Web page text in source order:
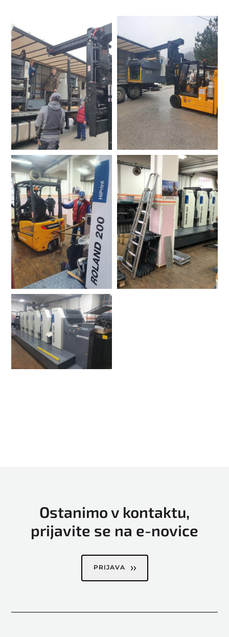
Ostanimo v kontaktu,
prijavite se na e-novice
PRIJAVA